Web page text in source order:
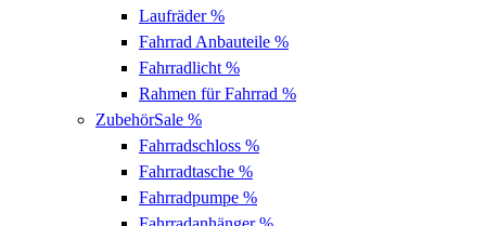
Laufräder%
Fahrrad Anbauteile %
Fahrradlicht %
Rahmen für Fahrrad %
ZubehörSale %
Fahrradschloss %
Fahrradtasche %
Fahrradpumpe %